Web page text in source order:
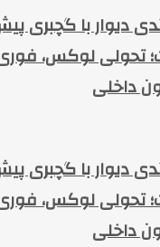
دیوار با گچبری
تحولی لوکس،
داخلی
دیوار با گچبری
تحولی لوکس،
داخلی